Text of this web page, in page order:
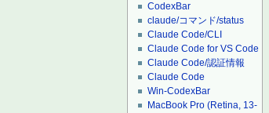
CodexBar
claude/コマンド/status
Claude Code/CLI
Claude Code for VS Code
Claude Code/認証情報
Claude Code
Win-CodexBar
MacBook Pro (Retina, 13-